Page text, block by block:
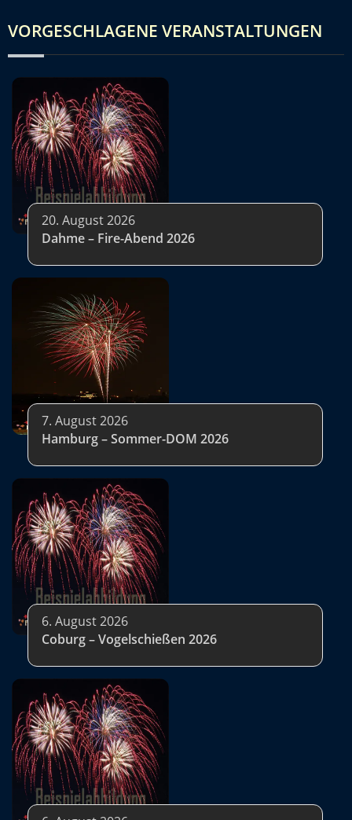
VORGESCHLAGENE VERANSTALTUNGEN
20. August 2026
Dahme – Fire-Abend 2026
7. August 2026
Hamburg – Sommer-DOM 2026
6. August 2026
Coburg – Vogelschießen 2026